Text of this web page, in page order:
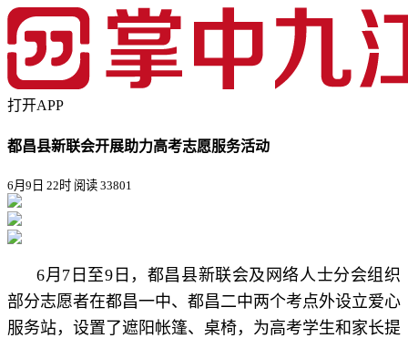
打开APP
都昌县新联会开展助力高考志愿服务活动
6月9日 22时 阅读 33801
6月7日至9日，都昌县新联会及网络人士分会组织
部分志愿者在都昌一中、都昌二中两个考点外设立爱心
服务站，设置了遮阳帐篷、桌椅，为高考学生和家长提